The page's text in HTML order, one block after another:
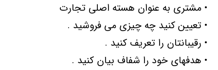
• مشتری به عنوان هسته اصلی تجارت
• تعیین کنید چه چیزی می فروشید .
• رقیبانتان را تعریف کنید .
• هدفهای خود را شفاف بیان کنید .